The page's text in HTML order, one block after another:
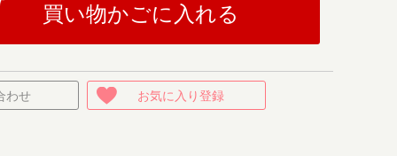
買い物かごに入れる
わせ お気に入り登録